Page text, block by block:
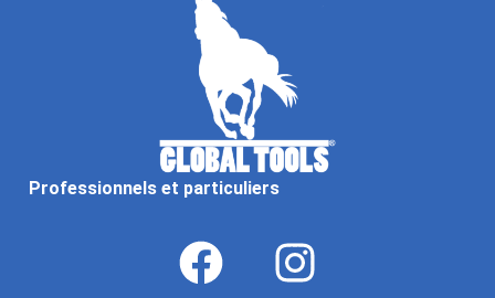
Professionnels et particuliers